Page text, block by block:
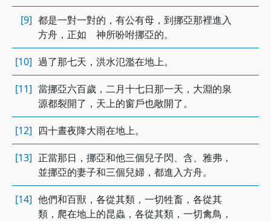
[9] 都是一對一對的，有公有母，到挪亞那裡進入
方舟，正如 神所吩咐挪亞的。
[10] 過了那七天，洪水氾濫在地上。
[11] 當挪亞六百歲，二月十七日那一天，大淵的泉
源都裂開了，天上的窗戶也敞開了。
[12] 四十晝夜降大雨在地上。
[13] 正當那日，挪亞和他三個兒子閃、含、雅弗，
並挪亞的妻子和三個兒婦，都進入方舟。
[14] 他們和百獸，各從其類，一切牲畜，各從其
類，爬在地上的昆蟲，各從其類，一切禽鳥，